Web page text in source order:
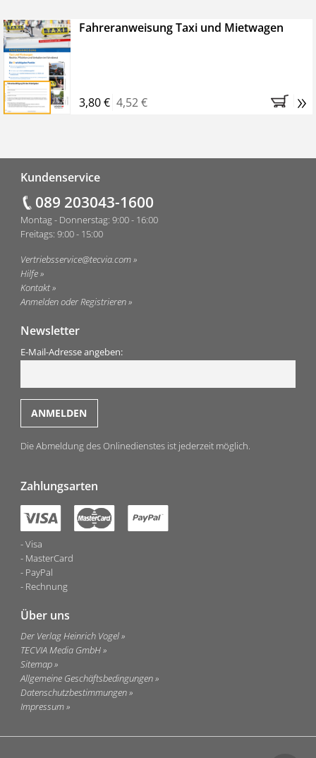
Fahreranweisung Taxi und Mietwagen
3,80 € 4,52 € »
Kundenservice
089 203043-1600
Montag - Donnerstag: 9:00 - 16:00
Freitags: 9:00 - 15:00
Vertriebsservice@tecvia.com
Hilfe
Kontakt
Anmelden oder Registrieren
Newsletter
E-Mail-Adresse angeben:
Die Abmeldung des Onlinedienstes ist jederzeit möglich.
Zahlungsarten
Visa
MasterCard
PayPal
Rechnung
Über uns
Der Verlag Heinrich Vogel
TECVIA Media GmbH
Sitemap
Allgemeine Geschäftsbedingungen
Datenschutzbestimmungen
Impressum